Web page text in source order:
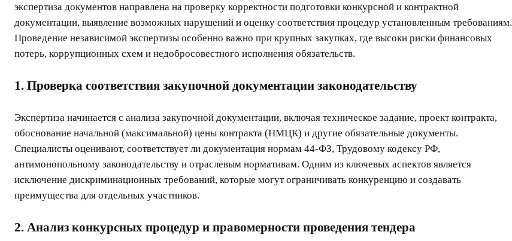
экспертиза документов направлена на проверку корректности подготовки конкурсной и контрактной
документации, выявление возможных нарушений и оценку соответствия процедур установленным требованиям.
Проведение независимой экспертизы особенно важно при крупных закупках, где высоки риски финансовых
потерь, коррупционных схем и недобросовестного исполнения обязательств.
1. Проверка соответствия закупочной документации законодательству
Экспертиза начинается с анализа закупочной документации, включая техническое задание, проект контракта,
обоснование начальной (максимальной) цены контракта (НМЦК) и другие обязательные документы.
Специалисты оценивают, соответствует ли документация нормам 44-ФЗ, Трудовому кодексу РФ,
антимонопольному законодательству и отраслевым нормативам. Одним из ключевых аспектов является
исключение дискриминационных требований, которые могут ограничивать конкуренцию и создавать
преимущества для отдельных участников.
2. Анализ конкурсных процедур и правомерности проведения тендера